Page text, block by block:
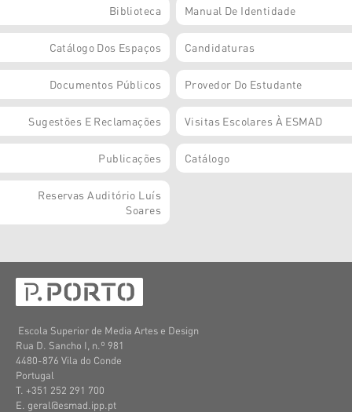
Biblioteca Manual De Identidade
Catálogo Dos Espaços Candidaturas
Documentos Públicos Provedor Do Estudante
Sugestões E Reclamações Visitas Escolares À ESMAD
Publicações Catálogo
Reservas Auditório Luís
Soares
Escola Superior de Media Artes e Design
Rua D. Sancho I, n.º 981
4480-876 Vila do Conde
Portugal
T. +351 252 291 700
E. geral@esmad.ipp.pt